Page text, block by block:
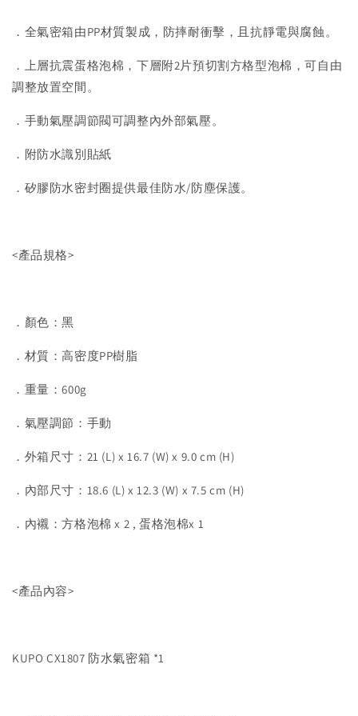
．全氣密箱由PP材質製成，防摔耐衝擊，且抗靜電與腐蝕。
．上層抗震蛋格泡棉，下層附2片預切割方格型泡棉，可自由
調整放置空間。
．手動氣壓調節閥可調整內外部氣壓。
．附防水識別貼紙
．矽膠防水密封圈提供最佳防水/防塵保護。
<產品規格>
．顏色：黑
．材質：高密度PP樹脂
．重量：600g
．氣壓調節：手動
．外箱尺寸：21 (L) x 16.7 (W) x 9.0 cm (H)
．內部尺寸：18.6 (L) x 12.3 (W) x 7.5 cm (H)
．內襯：方格泡棉 x 2 , 蛋格泡棉x 1
<產品內容>
KUPO CX1807 防水氣密箱 *1